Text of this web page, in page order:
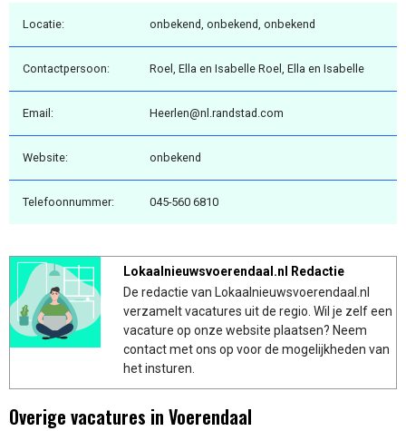
Locatie: onbekend, onbekend, onbekend
Contactpersoon: Roel, Ella en Isabelle Roel, Ella en Isabelle
Email: Heerlen@nl.randstad.com
Website: onbekend
Telefoonnummer: 045-560 6810
Lokaalnieuwsvoerendaal.nl Redactie
De redactie van Lokaalnieuwsvoerendaal.nl
verzamelt vacatures uit de regio. Wil je zelf een
vacature op onze website plaatsen? Neem
contact met ons op voor de mogelijkheden van
het insturen.
Overige vacatures in Voerendaal